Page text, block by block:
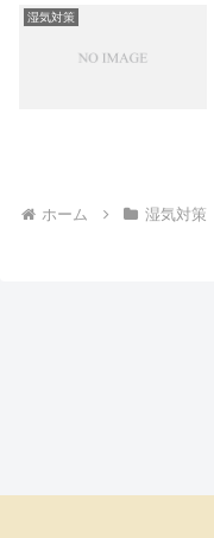
湿気対策
ホーム 湿気対策